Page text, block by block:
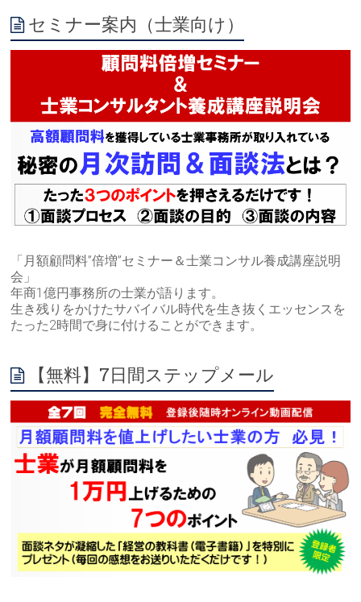
セミナー案内（士業向け）
「月額顧問料”倍増”セミナー＆士業コンサル養成講座説明
会」
年商1億円事務所の士業が語ります。
生き残りをかけたサバイバル時代を生き抜くエッセンスを
たった2時間で身に付けることができます。
【無料】7日間ステップメール